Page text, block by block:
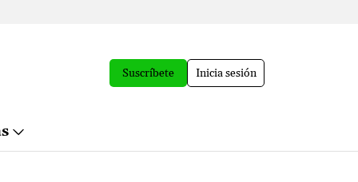
Suscríbete Inicia sesión